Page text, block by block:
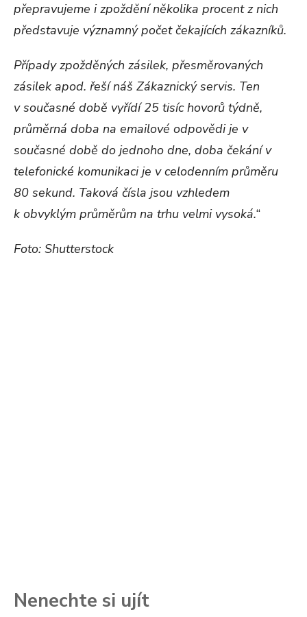
přepravujeme i zpoždění několika procent z nich
představuje významný počet čekajících zákazníků.
Případy zpožděných zásilek, přesměrovaných
zásilek apod. řeší náš Zákaznický servis. Ten
v současné době vyřídí 25 tisíc hovorů týdně,
průměrná doba na emailové odpovědi je v
současné době do jednoho dne, doba čekání v
telefonické komunikaci je v celodenním průměru
80 sekund. Taková čísla jsou vzhledem
k obvyklým průměrům na trhu velmi vysoká.“
Foto: Shutterstock
Nenechte si ujít